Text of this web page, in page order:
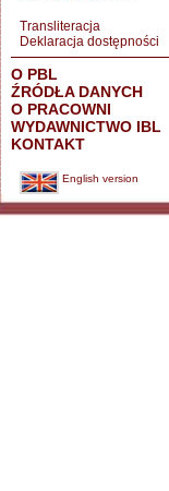
Transliteracja
Deklaracja dostępności
O PBL
ŹRÓDŁA DANYCH
O PRACOWNI
WYDAWNICTWO IBL
KONTAKT
English version